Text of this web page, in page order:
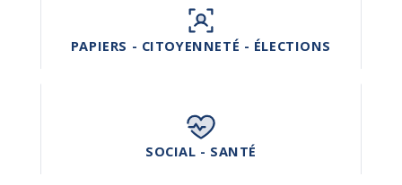
PAPIERS - CITOYENNETÉ - ÉLECTIONS
SOCIAL - SANTÉ